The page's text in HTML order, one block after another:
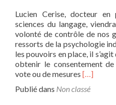
Lucien Cerise, docteur
sciences du langage,
volonté de contrôle de nos
ressorts de la psychologie
les pouvoirs en place, il
obtenir le consentement
vote ou de mesures En
plus
[…]
Publié dans Non classé